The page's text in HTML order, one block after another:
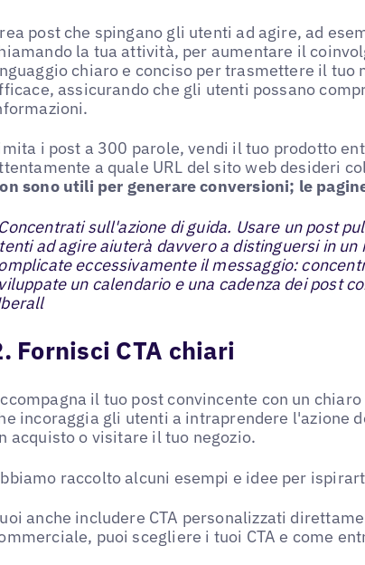
post che spingano gli utenti ad agire, ad
la tua attività, per aumentare il
chiaro e conciso per trasmettere il tuo
assicurando che gli utenti possano
i post a 300 parole, vendi il tuo prodotto
a quale URL del sito web desideri
sono utili per generare conversioni; le
sull'azione di guida. Usare un post
ad agire aiuterà davvero a distinguersi in
eccessivamente il messaggio:
un calendario e una cadenza dei post
Fornisci CTA chiari
il tuo post convincente con un
incoraggia gli utenti a intraprendere l'azione
acquisto o visitare il tuo negozio.
raccolto alcuni esempi e idee per
anche includere CTA personalizzati
puoi scegliere i tuoi CTA e come